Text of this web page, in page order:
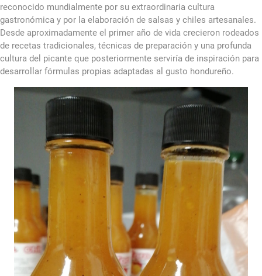
reconocido mundialmente por su extraordinaria cultura
gastronómica y por la elaboración de salsas y chiles artesanales.
Desde aproximadamente el primer año de vida crecieron rodeados
de recetas tradicionales, técnicas de preparación y una profunda
cultura del picante que posteriormente serviría de inspiración para
desarrollar fórmulas propias adaptadas al gusto hondureño.